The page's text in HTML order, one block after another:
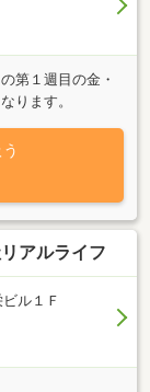
第１週目の金・
ります。
アルライフ
ル１Ｆ